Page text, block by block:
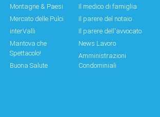
Montagne & Paesi
Mercato delle Pulci
interValli
Mantova che
Spettacolo!
Buona Salute
Il medico di famiglia
Il parere del notaio
Il parere dell'avvocato
News Lavoro
Amministrazioni
Condominiali